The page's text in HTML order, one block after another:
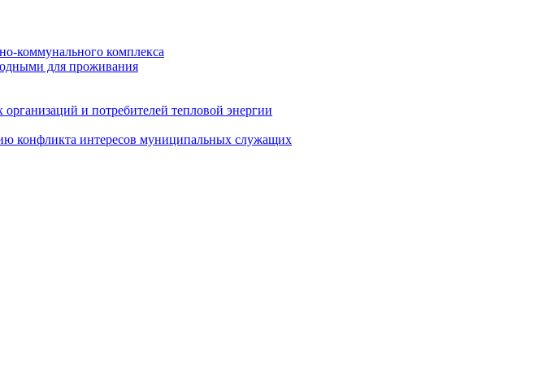
коммунального комплекса
для проживания
и потребителей тепловой энергии
конфликта интересов муниципальных служащих